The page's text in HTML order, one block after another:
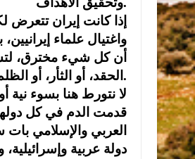
إذا كانت إيران تتعرض
واغتيال علماء
أن كل شيء مخترق،
الحقد، أو الثأر، أو الظلم، أو مقابل المال، أو بسبب إسقاط أمني.
لا نتورط هنا بسوء نية
قدمت الدم في كل
العربي والإسلامي بات
دولة عربية